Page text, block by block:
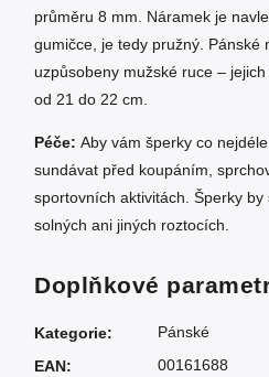
průměru 8 mm. Náramek je
gumičce, je tedy pružný. Pánské
uzpůsobeny mužské ruce –
od 21 do 22 cm.
Péče: Aby vám šperky co
sundávat před koupáním,
sportovních aktivitách. Šperky
solných ani jiných roztocích.
Doplňkové
Kategorie:
Pánské
EAN:
00161688